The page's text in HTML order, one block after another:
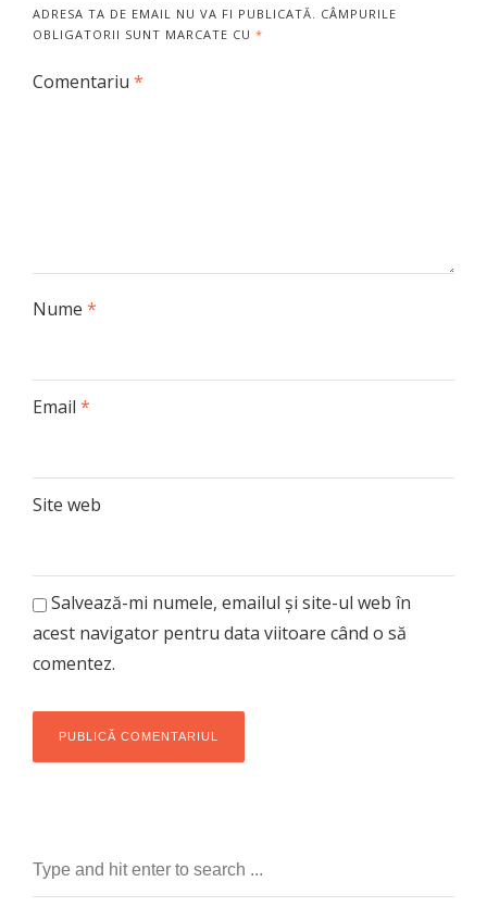
ADRESA TA DE EMAIL NU VA FI PUBLICATĂ. CÂMPURILE
OBLIGATORII SUNT MARCATE CU *
Comentariu *
Nume *
Email *
Site web
Salvează-mi numele, emailul și site-ul web în
acest navigator pentru data viitoare când o să
comentez.